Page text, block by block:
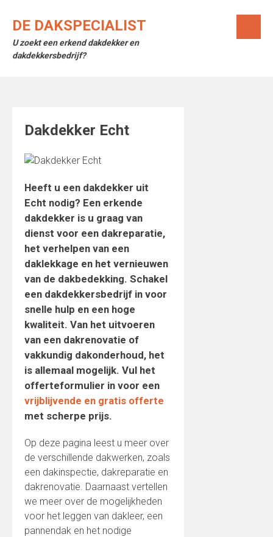
DE DAKSPECIALIST
U zoekt een erkend dakdekker en
dakdekkersbedrijf?
Dakdekker Echt
Heeft u een dakdekker uit
Echt nodig? Een erkende
dakdekker is u graag van
dienst voor een dakreparatie,
het verhelpen van een
daklekkage en het vernieuwen
van de dakbedekking. Schakel
een dakdekkersbedrijf in voor
snelle hulp en een hoge
kwaliteit. Van het uitvoeren
van een dakrenovatie of
vakkundig dakonderhoud, het
is allemaal mogelijk. Vul het
offerteformulier in voor een
vrijblijvende en gratis offerte
met scherpe prijs.
Op deze pagina leest u meer over
de verschillende dakwerken, zoals
een dakinspectie, dakreparatie en
dakrenovatie. Daarnaast vertellen
we meer over de mogelijkheden
voor het leggen van dakleer, een
pannendak en het nodige